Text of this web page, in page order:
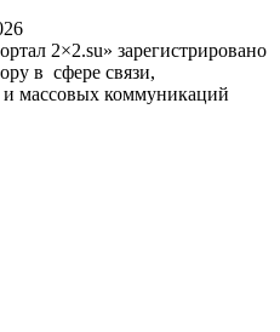
2×2.su» зарегистрировано
в сфере связи,
массовых коммуникаций